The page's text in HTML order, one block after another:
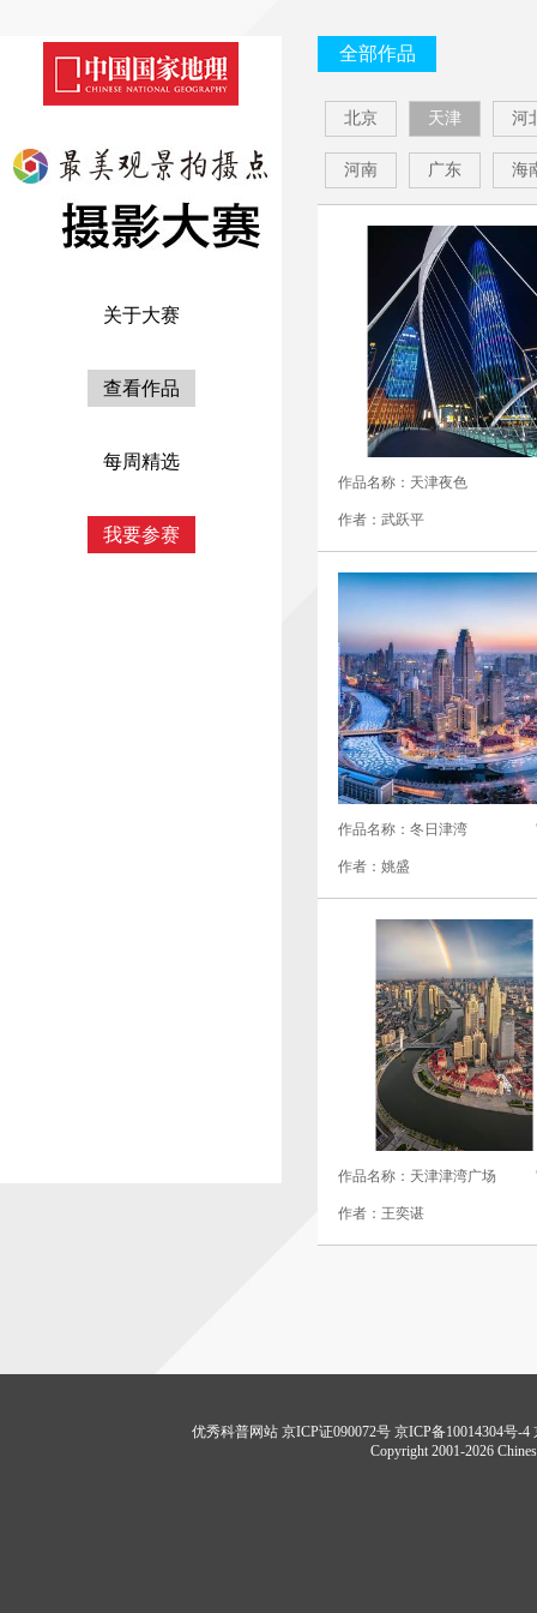
关于大赛
查看作品
每周精选
我要参赛
全部作品
北京 天津 河
河南 广东 海
作品名称：天津夜色
作者：武跃平
作品名称：冬日津湾
作者：姚盛
作品名称：天津津湾广场
作者：王奕谌
优秀科普网站 京ICP证090072号 京ICP备10014304号-4
Copyright 2001-2026